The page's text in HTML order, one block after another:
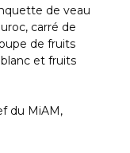
de veau
carré de
de fruits
et fruits
du MiAM,